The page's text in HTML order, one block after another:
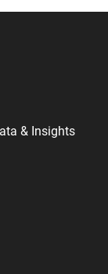
& Insights